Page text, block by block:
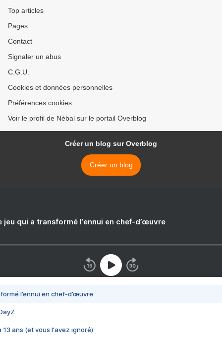
Top articles
Pages
Contact
Signaler un abus
C.G.U.
Cookies et données personnelles
Préférences cookies
Voir le profil de Nébal sur le portail Overblog
Créer un blog sur Overblog
Créer un blog
jeu qui a transformé l’ennui en chef-d’œuvre
l’ennui en chef-d’œuvre
13 ans (et vous l'avez ignoré)